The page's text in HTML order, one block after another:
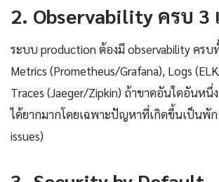
2. Observability ครบ 3
ระบบ production ต้องมี observability ครบ
Metrics (Prometheus/Grafana), Logs
Traces (Jaeger/Zipkin) ถ้าขาดอันใดอันห
ได้ยากมากโดยเฉพาะปัญหาที่เกิดขึ้นเป็นพั
issues)